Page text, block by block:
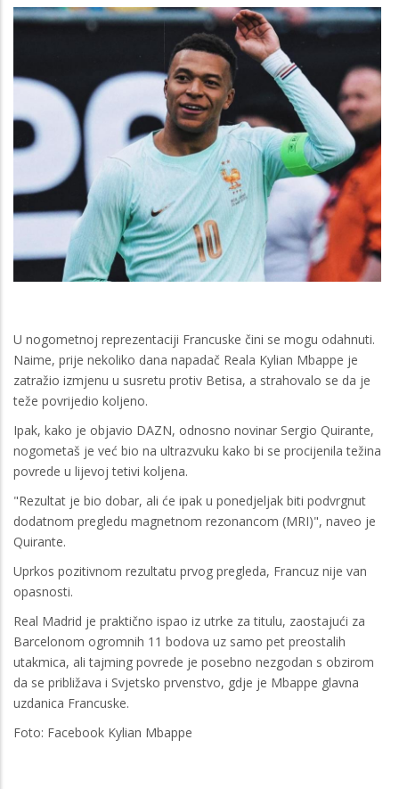
U nogometnoj reprezentaciji Francuske čini se mogu odahnuti.
Naime, prije nekoliko dana napadač Reala Kylian Mbappe je
zatražio izmjenu u susretu protiv Betisa, a strahovalo se da je
teže povrijedio koljeno.
Ipak, kako je objavio DAZN, odnosno novinar Sergio Quirante,
nogometaš je već bio na ultrazvuku kako bi se procijenila težina
povrede u lijevoj tetivi koljena.
"Rezultat je bio dobar, ali će ipak u ponedjeljak biti podvrgnut
dodatnom pregledu magnetnom rezonancom (MRI)", naveo je
Quirante.
Uprkos pozitivnom rezultatu prvog pregleda, Francuz nije van
opasnosti.
Real Madrid je praktično ispao iz utrke za titulu, zaostajući za
Barcelonom ogromnih 11 bodova uz samo pet preostalih
utakmica, ali tajming povrede je posebno nezgodan s obzirom
da se približava i Svjetsko prvenstvo, gdje je Mbappe glavna
uzdanica Francuske.
Foto: Facebook Kylian Mbappe